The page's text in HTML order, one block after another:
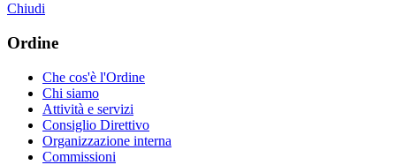
Chiudi
Ordine
Che cos'è l'Ordine
Chi siamo
Attività e servizi
Consiglio Direttivo
Organizzazione interna
Commissioni